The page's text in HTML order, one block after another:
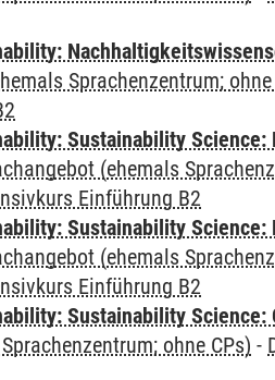
Sprachenzentrum; ohne
Sustainability
(ehemals
Einführung B2
Sustainability
(ehemals
Einführung B2
Sustainability Science:
ohne CPs) -